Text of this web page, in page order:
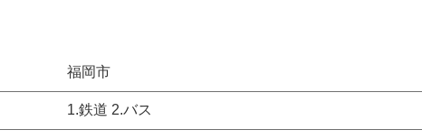
福岡市
1.鉄道 2.バス